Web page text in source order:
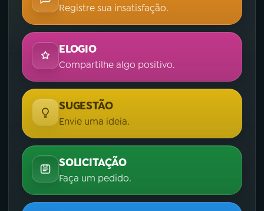
Registre sua insatisfação.
ELOGIO
Compartilhe algo positivo.
SUGESTÃO
Envie uma ideia.
SOLICITAÇÃO
Faça um pedido.